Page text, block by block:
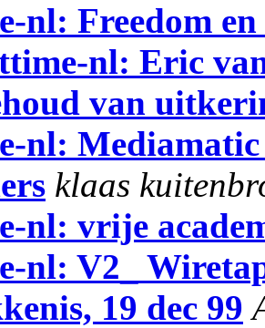
nl: Freedom
nl: Eric
van
nl:
klaas
nl: vrije
nl: V2_
19 dec 99